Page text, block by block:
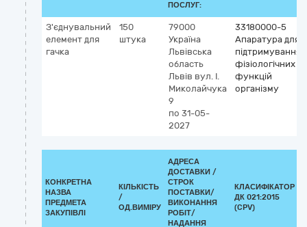
ПОСЛУГ:
З'єднувальний
елемент для
гачка
150
штука
79000
Україна
Львівська
область
Львів вул. І.
Миколайчука
9
по 31-05-
2027
33180000-5
Апаратура для
підтримування
фізіологічних
функцій
організму
КОНКРЕТНА
НАЗВА
ПРЕДМЕТА
ЗАКУПІВЛІ
КІЛЬКІСТЬ
/
ОД.ВИМІРУ
АДРЕСА
ДОСТАВКИ /
СТРОК
ПОСТАВКИ/
ВИКОНАННЯ
РОБІТ/
НАДАННЯ
КЛАСИФІКАТОР
ДК 021:2015
(CPV)